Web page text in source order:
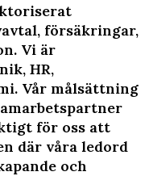
försäkringar,
Vi är
HR,
Vår målsättning
för oss att
där våra ledord
och